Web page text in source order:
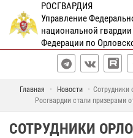
РОСГВАРДИЯ
Управление
национальной
Федерации по
Главная Новости
Сотрудники
Росгвардии стали призерами
СОТРУДНИКИ